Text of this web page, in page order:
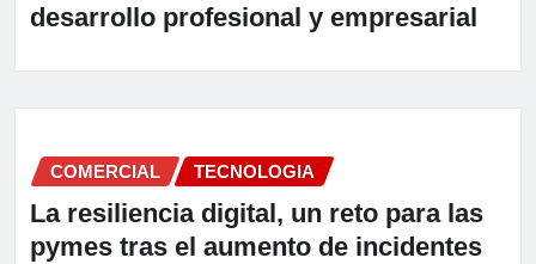
desarrollo profesional y empresarial
COMERCIAL TECNOLOGIA
La resiliencia digital, un reto para las
pymes tras el aumento de incidentes